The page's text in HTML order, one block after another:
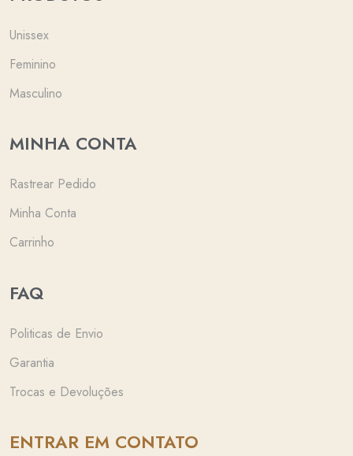
Unissex
Feminino
Masculino
MINHA CONTA
Rastrear Pedido
Minha Conta
Carrinho
FAQ
Politicas de Envio
Garantia
Trocas e Devoluções
ENTRAR EM CONTATO